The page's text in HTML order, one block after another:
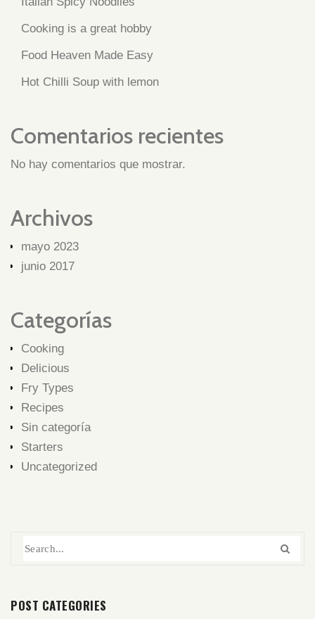
Cooking is a great hobby
Food Heaven Made Easy
Hot Chilli Soup with lemon
Comentarios recientes
No hay comentarios que mostrar.
Archivos
mayo 2023
junio 2017
Categorías
Cooking
Delicious
Fry Types
Recipes
Sin categoría
Starters
Uncategorized
POST CATEGORIES